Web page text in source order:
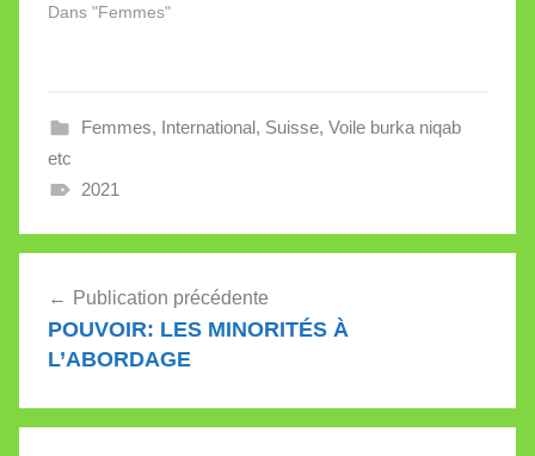
s’agit d'homosexuels.
relative à Sabine
Tiguemounine, l’autre à
Bassam Degerab. Elles
des…
Dans "Femmes"
Femmes, International, Suisse, Voile burka niqab
etc
2021
de
l’article
Publication précédente
POUVOIR: LES MINORITÉS À
L’ABORDAGE